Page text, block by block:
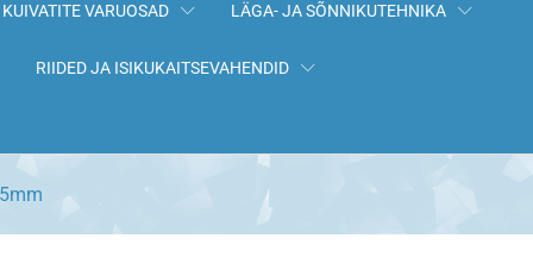
KUIVATITE VARUOSAD LÄGA- JA SÕNNIKUTEHNIKA
RIIDED JA ISIKUKAITSEVAHENDID